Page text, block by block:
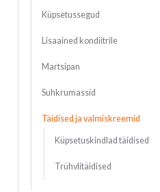
Küpsetussegud
Lisaained kondiitrile
Martsipan
Suhkrumassid
Täidised ja valmiskreemid
Küpsetuskindlad täidised
Trühvlitäidised